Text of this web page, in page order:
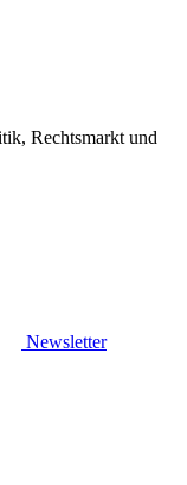
Rechtsmarkt und
Newsletter